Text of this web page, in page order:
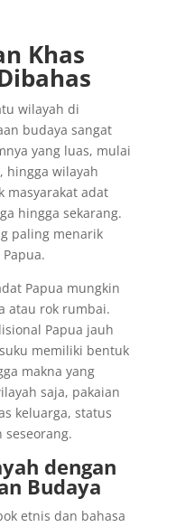
Khas
wilayah di
budaya sangat
yang luas, mulai
hingga wilayah
masyarakat adat
hingga sekarang.
paling menarik
Papua mungkin
atau rok rumbai.
Papua jauh
memiliki bentuk
makna yang
saja, pakaian
keluarga, status
dengan
Budaya
etnis dan bahasa